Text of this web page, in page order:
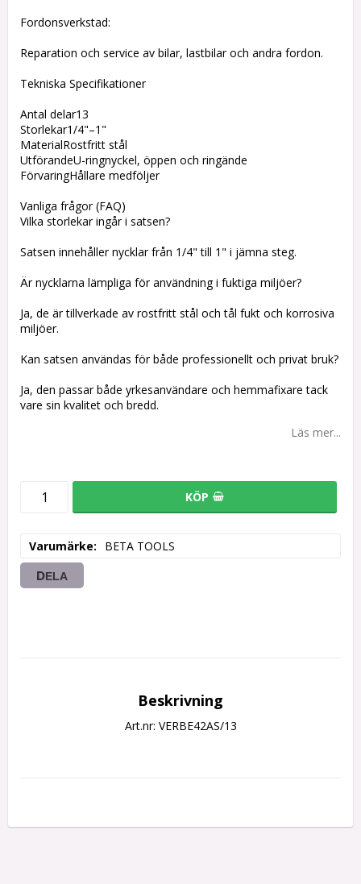
Fordonsverkstad:
Reparation och service av bilar, lastbilar och andra fordon.
Tekniska Specifikationer
Antal delar13
Storlekar1/4"–1"
MaterialRostfritt stål
UtförandeU-ringnyckel, öppen och ringände
FörvaringHållare medföljer
Vanliga frågor (FAQ)
Vilka storlekar ingår i satsen?
Satsen innehåller nycklar från 1/4" till 1" i jämna steg.
Är nycklarna lämpliga för användning i fuktiga miljöer?
Ja, de är tillverkade av rostfritt stål och tål fukt och korrosiva
miljöer.
Kan satsen användas för både professionellt och privat bruk?
Ja, den passar både yrkesanvändare och hemmafixare tack
vare sin kvalitet och bredd.
Läs mer...
KÖP
Varumärke BETA TOOLS
DELA
Beskrivning
Art.nr: VERBE42AS/13